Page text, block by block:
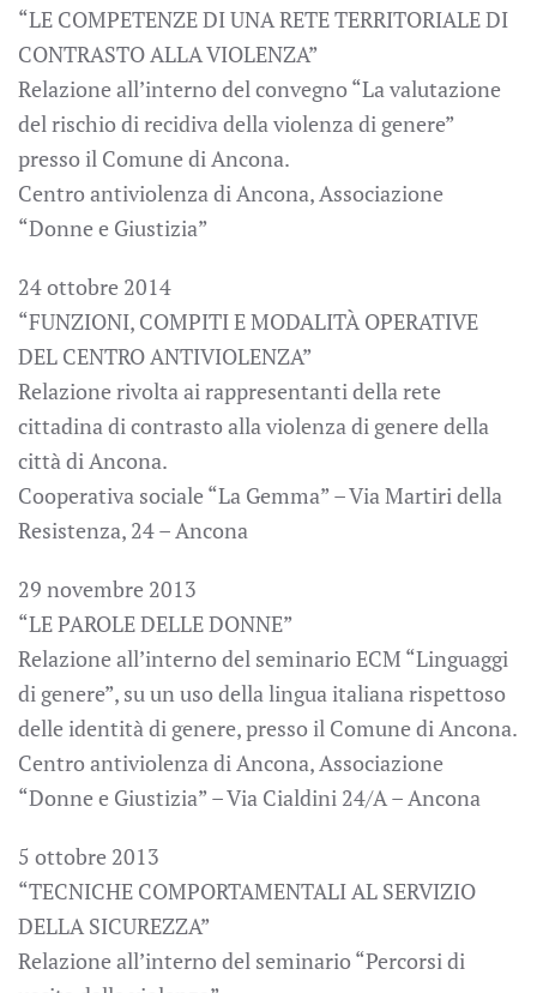
“LE COMPETENZE DI UNA RETE TERRITORIALE DI
CONTRASTO ALLA VIOLENZA”
Relazione all’interno del convegno “La valutazione
del rischio di recidiva della violenza di genere”
presso il Comune di Ancona.
Centro antiviolenza di Ancona, Associazione
“Donne e Giustizia”
24 ottobre 2014
“FUNZIONI, COMPITI E MODALITÀ OPERATIVE
DEL CENTRO ANTIVIOLENZA”
Relazione rivolta ai rappresentanti della rete
cittadina di contrasto alla violenza di genere della
città di Ancona.
Cooperativa sociale “La Gemma” – Via Martiri della
Resistenza, 24 – Ancona
29 novembre 2013
“LE PAROLE DELLE DONNE”
Relazione all’interno del seminario ECM “Linguaggi
di genere”, su un uso della lingua italiana rispettoso
delle identità di genere, presso il Comune di Ancona.
Centro antiviolenza di Ancona, Associazione
“Donne e Giustizia” – Via Cialdini 24/A – Ancona
5 ottobre 2013
“TECNICHE COMPORTAMENTALI AL SERVIZIO
DELLA SICUREZZA”
Relazione all’interno del seminario “Percorsi di